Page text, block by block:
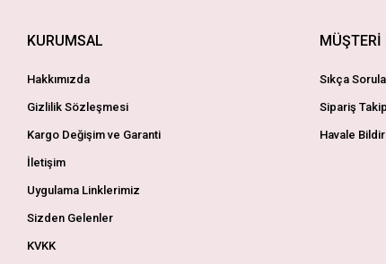
KURUMSAL
Hakkımızda
Gizlilik Sözleşmesi
Kargo Değişim ve Garanti
İletişim
Uygulama Linklerimiz
Sizden Gelenler
KVKK
Sıkça
Sipariş Takip
Havale